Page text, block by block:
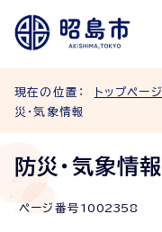
現在の位置： トップページ
災・気象情報
防災・気象情報
ページ番号 1002358